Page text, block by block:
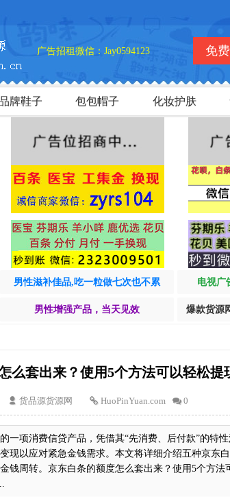
广告招租微信：Jay0594123 免
牌鞋子 包包帽子 化妆护肤
男性滋补佳品,吃一粒做七次也不累 电视广
男性增强产品，当天见效 爆款货源
么套出来？使用5个方法可以轻松提
货品源货源网 HuoPinYuan.com 0
一项消费信贷产品，凭借其“先消费、后付款”的特性
现以应对紧急金钱需求。本文将详细介绍五种京东白
钱周转。京东白条的额度怎么套出来？使用5个方法